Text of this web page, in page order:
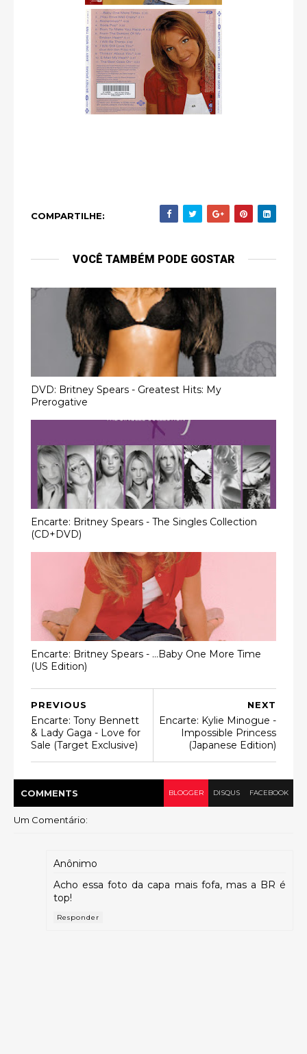
COMPARTILHE:
VOCÊ TAMBÉM PODE GOSTAR
DVD: Britney Spears - Greatest Hits: My
Prerogative
Encarte: Britney Spears - The Singles Collection
(CD+DVD)
Encarte: Britney Spears - …Baby One More Time
(US Edition)
NEXT
Encarte: Kylie Minogue -
Impossible Princess
(Japanese Edition)
PREVIOUS
Encarte: Tony Bennett
& Lady Gaga - Love for
Sale (Target Exclusive)
COMMENTS BLOGGER DISQUS FACEBOOK
Um Comentário:
Anônimo
Acho essa foto da capa mais fofa, mas a BR é
top!
Responder